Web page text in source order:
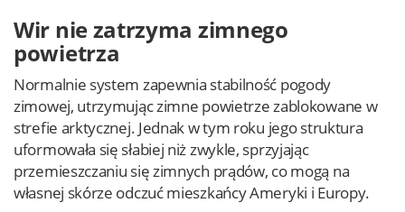
Wir nie zatrzyma zimnego
powietrza
Normalnie system zapewnia stabilność pogody
zimowej, utrzymując zimne powietrze zablokowane w
strefie arktycznej. Jednak w tym roku jego struktura
uformowała się słabiej niż zwykle, sprzyjając
przemieszczaniu się zimnych prądów, co mogą na
własnej skórze odczuć mieszkańcy Ameryki i Europy.